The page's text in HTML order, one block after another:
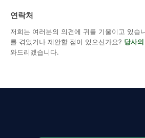
연락처
저희는 여러분의 의견에 귀를 기울이고 있습
를 겪었거나 제안할 점이 있으신가요? 당사
와드리겠습니다.